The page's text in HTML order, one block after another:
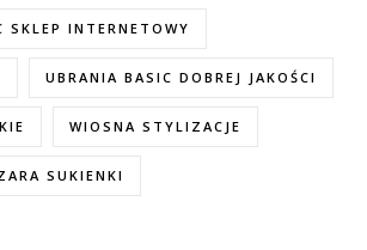
SKLEP INTERNETOWY
UBRANIA BASIC DOBREJ JAKOŚCI
WIOSNA STYLIZACJE
SUKIENKI